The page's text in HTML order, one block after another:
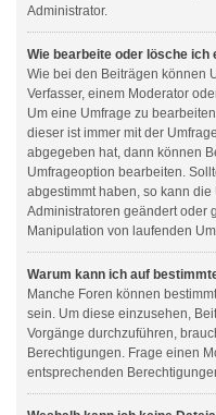
Administrator.
Wie bearbeite oder lösche ich
Wie bei den Beiträgen können
Verfasser, einem Moderator
Um eine Umfrage zu
dieser ist immer mit der
abgegeben hat, dann können
Umfrageoption bearbeiten.
abgestimmt haben, so kann
Administratoren geändert oder
Manipulation von laufenden
Warum kann ich auf
Manche Foren können
sein. Um diese einzusehen,
Vorgänge durchzuführen,
Berechtigungen. Frage einen
entsprechenden